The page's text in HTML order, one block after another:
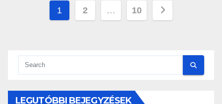
Bejegyzések
1 2 … 10
LEGUTÓBBI BEJEGYZÉSEK